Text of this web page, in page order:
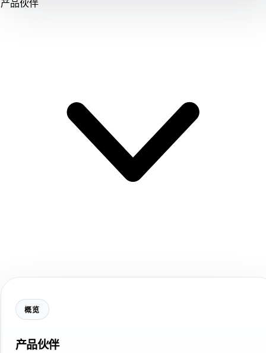
产品伙伴
概览
产品伙伴